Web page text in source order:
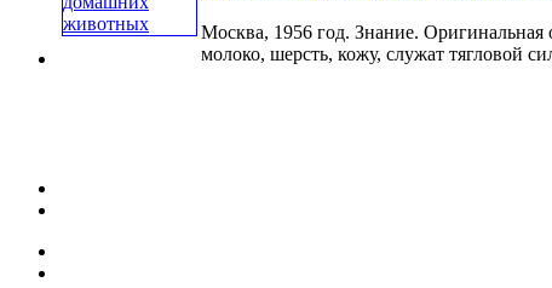
Москва, 1956 год. Знание.
молоко, шерсть, кожу, служат тягловой